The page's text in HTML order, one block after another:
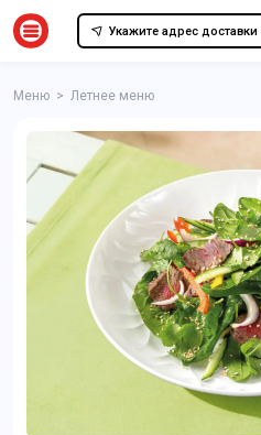
Укажите адрес доставки
Меню > Летнее меню